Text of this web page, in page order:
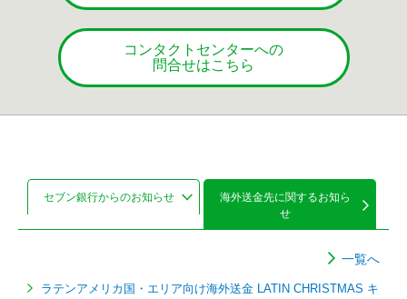
コンタクトセンターへの
問合せはこちら
セブン銀行からのお知らせ
海外送金先に関するお知ら
せ
一覧へ
ラテンアメリカ国・エリア向け海外送金 LATIN CHRISTMAS キ